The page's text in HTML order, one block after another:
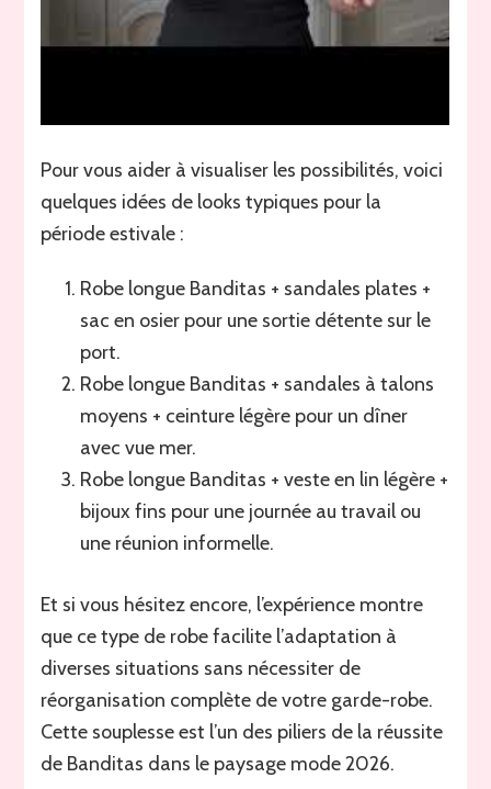
Pour vous aider à visualiser les possibilités, voici
quelques idées de looks typiques pour la
période estivale :
Robe longue Banditas + sandales plates +
sac en osier pour une sortie détente sur le
port.
Robe longue Banditas + sandales à talons
moyens + ceinture légère pour un dîner
avec vue mer.
Robe longue Banditas + veste en lin légère +
bijoux fins pour une journée au travail ou
une réunion informelle.
Et si vous hésitez encore, l’expérience montre
que ce type de robe facilite l’adaptation à
diverses situations sans nécessiter de
réorganisation complète de votre garde-robe.
Cette souplesse est l’un des piliers de la réussite
de Banditas dans le paysage mode 2026.